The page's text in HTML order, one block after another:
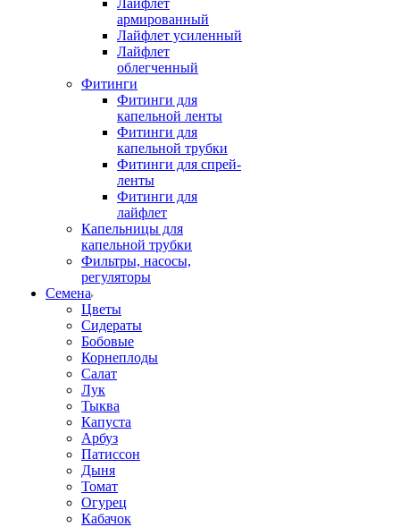
Лайфлет
армированный
Лайфлет усиленный
Лайфлет
облегченный
Фитинги
Фитинги для
капельной ленты
Фитинги для
капельной трубки
Фитинги для спрей-
ленты
Фитинги для
лайфлет
Капельницы для
капельной трубки
Фильтры, насосы,
регуляторы
Семена
Цветы
Сидераты
Бобовые
Корнеплоды
Салат
Лук
Тыква
Капуста
Арбуз
Патиссон
Дыня
Томат
Огурец
Кабачок